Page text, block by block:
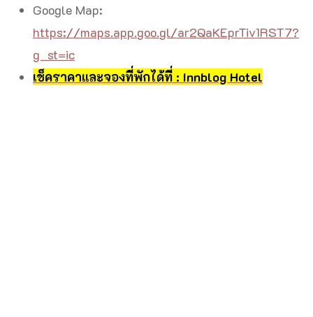
Google Map:
https://maps.app.goo.gl/ar2QaKEprTiv1RST7?
g_st=ic
เช็คราคาและจองที่พักได้ที่ : Innblog Hotel